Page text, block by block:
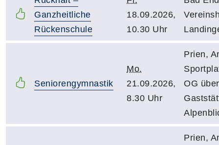
Ganzheitliche
Rückenschule
18.09.2026,
10.30 Uhr
Seniorengymnastik
Mo.
21.09.2026,
8.30 Uhr
Prien,
OG über
Prien,